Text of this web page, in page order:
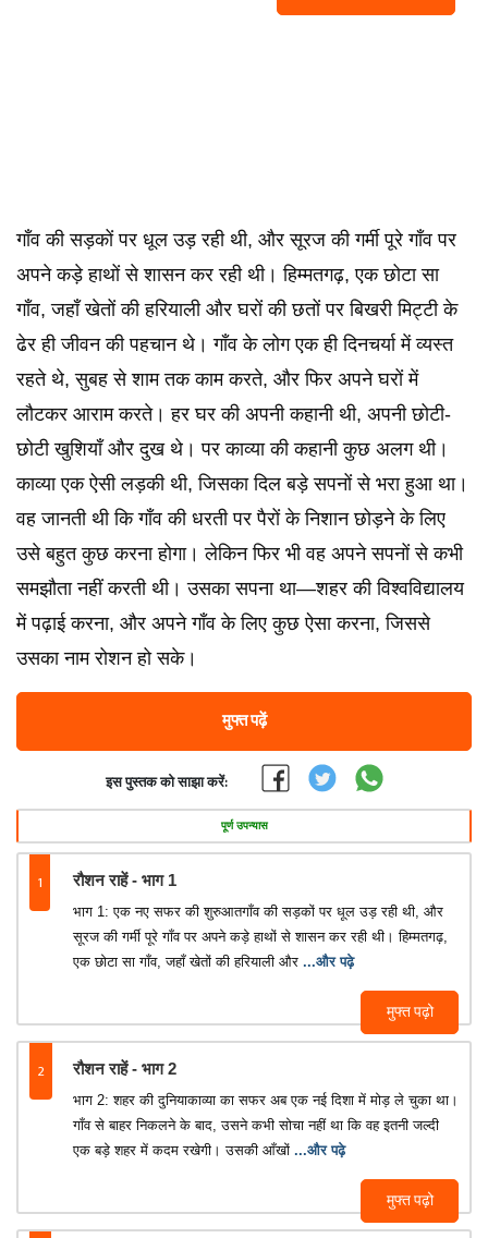
गाँव की सड़कों पर धूल उड़ रही थी, और सूरज की गर्मी पूरे गाँव पर
अपने कड़े हाथों से शासन कर रही थी। हिम्मतगढ़, एक छोटा सा
गाँव, जहाँ खेतों की हरियाली और घरों की छतों पर बिखरी मिट्टी के
ढेर ही जीवन की पहचान थे। गाँव के लोग एक ही दिनचर्या में व्यस्त
रहते थे, सुबह से शाम तक काम करते, और फिर अपने घरों में
लौटकर आराम करते। हर घर की अपनी कहानी थी, अपनी छोटी-
छोटी खुशियाँ और दुख थे। पर काव्या की कहानी कुछ अलग थी।
काव्या एक ऐसी लड़की थी, जिसका दिल बड़े सपनों से भरा हुआ था।
वह जानती थी कि गाँव की धरती पर पैरों के निशान छोड़ने के लिए
उसे बहुत कुछ करना होगा। लेकिन फिर भी वह अपने सपनों से कभी
समझौता नहीं करती थी। उसका सपना था—शहर की विश्वविद्यालय
में पढ़ाई करना, और अपने गाँव के लिए कुछ ऐसा करना, जिससे
उसका नाम रोशन हो सके।
मुफ्त पढ़ें
इस पुस्तक को साझा करें:
पूर्ण उपन्यास
1 रौशन राहें - भाग 1
मुफ्त पढ़ो
भाग 1: एक नए सफर की शुरुआतगाँव की सड़कों पर धूल उड़ रही थी, और
सूरज की गर्मी पूरे गाँव पर अपने कड़े हाथों से शासन कर रही थी। हिम्मतगढ़,
एक छोटा सा गाँव, जहाँ खेतों की हरियाली और ...और पढ़े
2 रौशन राहें - भाग 2
मुफ्त पढ़ो
भाग 2: शहर की दुनियाकाव्या का सफर अब एक नई दिशा में मोड़ ले चुका था।
गाँव से बाहर निकलने के बाद, उसने कभी सोचा नहीं था कि वह इतनी जल्दी
एक बड़े शहर में कदम रखेगी। उसकी आँखों ...और पढ़े